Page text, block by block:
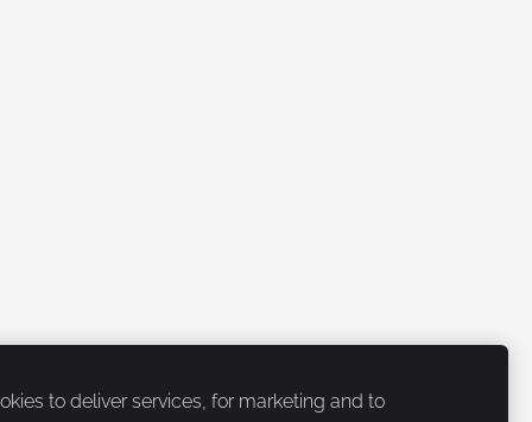
to deliver services, for marketing and to